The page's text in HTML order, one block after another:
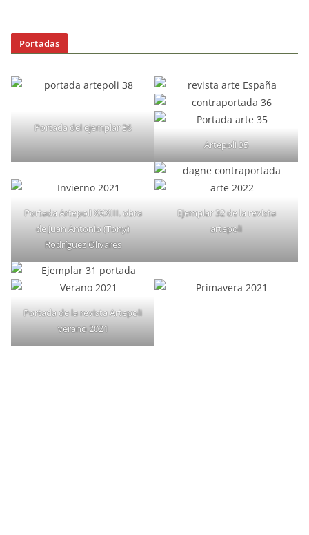
Portadas
Portada del ejemplar 36
Artepoli 35
Portada Artepoli XXXIII. obra
de Juan Antonio (Tony)
Rodríguez Olivares
Ejemplar 32 de la revista
artepoli
Portada de la revista Artepoli
verano 2021